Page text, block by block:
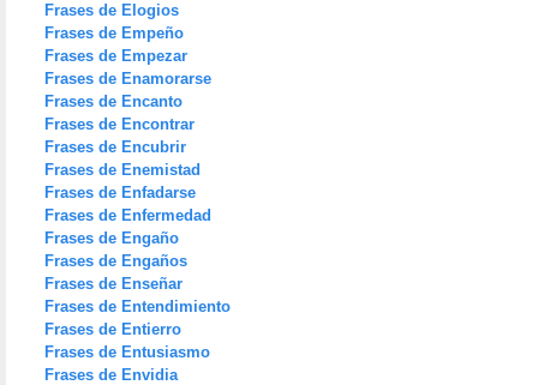
Frases de Elogios
Frases de Empeño
Frases de Empezar
Frases de Enamorarse
Frases de Encanto
Frases de Encontrar
Frases de Encubrir
Frases de Enemistad
Frases de Enfadarse
Frases de Enfermedad
Frases de Engaño
Frases de Engaños
Frases de Enseñar
Frases de Entendimiento
Frases de Entierro
Frases de Entusiasmo
Frases de Envidia